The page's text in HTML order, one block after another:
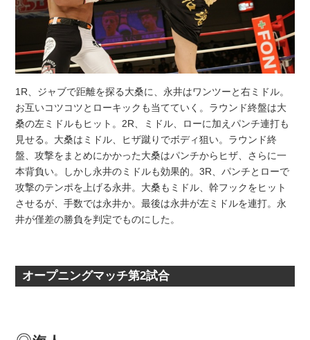
1R、ジャブで距離を探る大桑に、永井はワンツーと右ミドル。
お互いコツコツとローキックも当てていく。ラウンド終盤は大
桑の左ミドルもヒット。2R、ミドル、ローに加えパンチ連打も
見せる。大桑はミドル、ヒザ蹴りでボディ狙い。ラウンド終
盤、攻撃をまとめにかかった大桑はパンチからヒザ、さらに一
本背負い。しかし永井のミドルも効果的。3R、パンチとローで
攻撃のテンポを上げる永井。大桑もミドル、幹フックをヒット
させるが、手数では永井か。最後は永井が左ミドルを連打。永
井が僅差の勝負を判定でものにした。
オープニングマッチ第2試合